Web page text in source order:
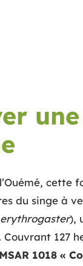
cette
du singe à
),
Couvrant 127
1018 «